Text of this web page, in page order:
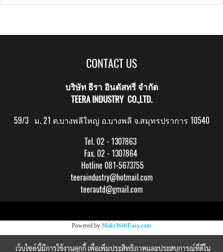
CONTACT US
บริษัท ธีรา อินดัสทรี จำกัด
TEERA INDUSTRY CO.,LTD.
59/3 ม. 21 ต.บางพลีใหญ่ อ.บางพลี จ.สมุทรปราการ 10540
Tel. 02 - 1307863
Fax. 02 - 1307864
Hotline 081-5673755
teeraindustry@hotmail.com
teerautd@gmail.com
Powered by MakeWebEasy.com
เว็บไซต์นี้มีการใช้งานคุกกี้ เพื่อเพิ่มประสิทธิภาพและประสบการณ์ที่ดีใน